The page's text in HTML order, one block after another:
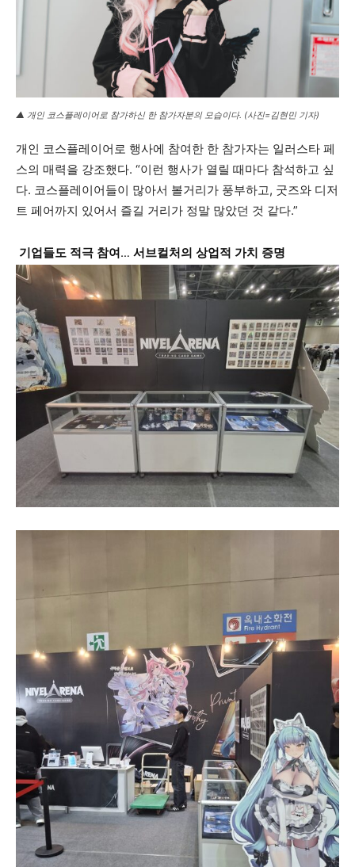
▲ 개인 코스플레이어로 참가하신 한 참가자분의 모습이다. (사진=김현민 기자)
개인 코스플레이어로 행사에 참여한 한 참가자는 일러스타 페
스의 매력을 강조했다. “이런 행사가 열릴 때마다 참석하고 싶
다. 코스플레이어들이 많아서 볼거리가 풍부하고, 굿즈와 디저
트 페어까지 있어서 즐길 거리가 정말 많았던 것 같다.”
기업들도 적극 참여… 서브컬처의 상업적 가치 증명